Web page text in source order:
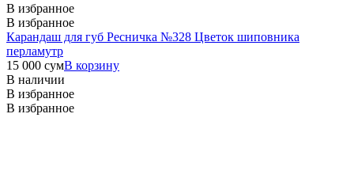
В избранное
В избранное
Карандаш для губ Ресничка №328 Цветок шиповника
перламутр
15 000 сумВ корзину
В наличии
В избранное
В избранное